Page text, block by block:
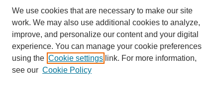
Author FAQ
We use cookies that are necessary to make our site
work. We may also use additional cookies to analyze,
improve, and personalize our content and your digital
experience. You can manage your cookie preferences
using the Cookie settings link. For more information,
see our Cookie Policy